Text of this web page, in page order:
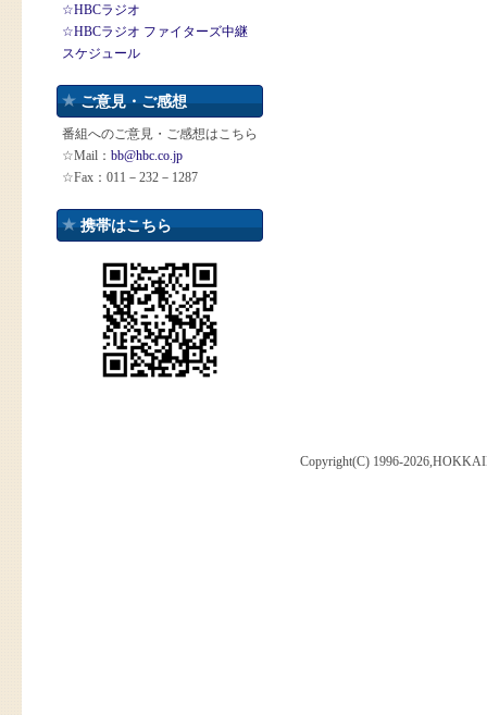
☆HBCラジオ
☆HBCラジオ ファイターズ中継
スケジュール
ご意見・ご感想
番組へのご意見・ご感想はこちら
☆Mail： bb@hbc.co.jp
☆Fax：011－232－1287
携帯はこちら
Copyright(C) 1996-